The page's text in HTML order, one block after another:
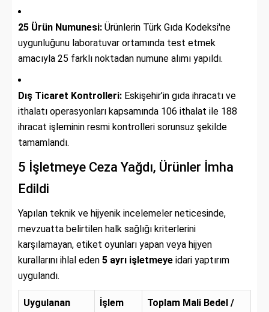
25 Ürün Numunesi: Ürünlerin Türk Gıda Kodeksi'ne
uygunluğunu laboratuvar ortamında test etmek
amacıyla 25 farklı noktadan numune alımı yapıldı.
Dış Ticaret Kontrolleri: Eskişehir’in gıda ihracatı ve
ithalatı operasyonları kapsamında 106 ithalat ile 188
ihracat işleminin resmi kontrolleri sorunsuz şekilde
tamamlandı.
5 İşletmeye Ceza Yağdı, Ürünler İmha
Edildi
Yapılan teknik ve hijyenik incelemeler neticesinde,
mevzuatta belirtilen halk sağlığı kriterlerini
karşılamayan, etiket oyunları yapan veya hijyen
kurallarını ihlal eden 5 ayrı işletmeye idari yaptırım
uygulandı.
Uygulanan
İşlem
Toplam Mali Bedel /